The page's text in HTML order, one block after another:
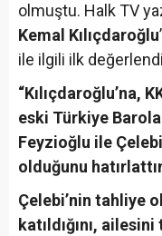
olmuştu. Halk TV
Kemal Kılıçdaroğlu
ile ilgili ilk
“Kılıçdaroğlu’na,
eski Türkiye
Feyzioğlu ile
olduğunu
Çelebi’nin tahliye
katıldığını,